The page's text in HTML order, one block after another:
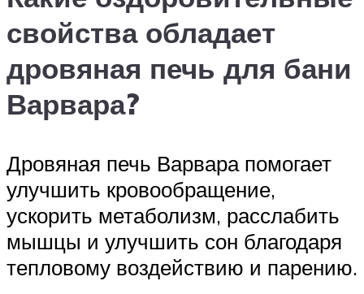
свойства обладает
дровяная печь для бани
Варвара?
Дровяная печь Варвара помогает
улучшить кровообращение,
ускорить метаболизм, расслабить
мышцы и улучшить сон благодаря
тепловому воздействию и парению.